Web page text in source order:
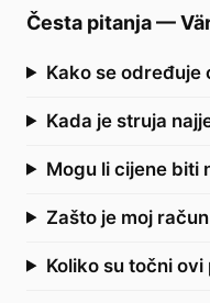
Česta pitanja—
Kako se određuje
Kada je struja
Mogu li cijene biti
Zašto je moj
Koliko su točni ovi